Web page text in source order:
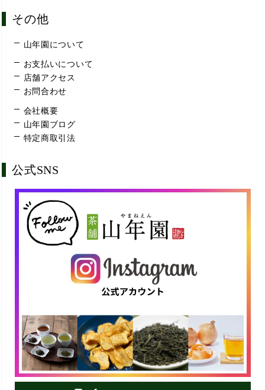
その他
山年園について
お支払いについて
店舗アクセス
お問合わせ
会社概要
山年園ブログ
特定商取引法
公式SNS